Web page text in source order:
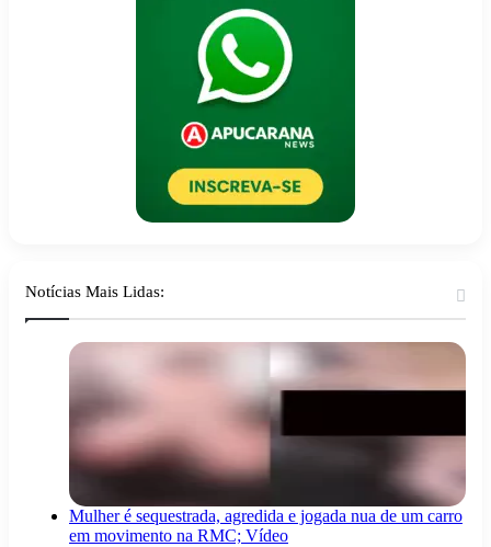
Notícias Mais Lidas:
Mulher é sequestrada, agredida e jogada nua de um carro
em movimento na RMC; Vídeo